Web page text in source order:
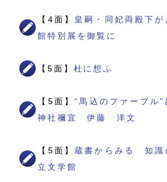
【4面】 皇嗣・同妃両殿下
館特別展を御覧に
【5面】 杜に想ふ
【5面】“馬込のファーブル
神社禰宜 伊藤 洋文
【5面】蔵書からみる 知
立文学館